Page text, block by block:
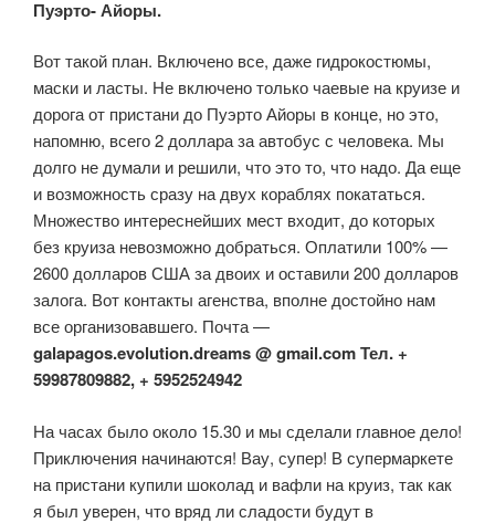
Пуэрто- Айоры.
Вот такой план. Включено все, даже гидрокостюмы,
маски и ласты. Не включено только чаевые на круизе и
дорога от пристани до Пуэрто Айоры в конце, но это,
напомню, всего 2 доллара за автобус с человека. Мы
долго не думали и решили, что это то, что надо. Да еще
и возможность сразу на двух кораблях покататься.
Множество интереснейших мест входит, до которых
без круиза невозможно добраться. Оплатили 100% —
2600 долларов США за двоих и оставили 200 долларов
залога. Вот контакты агенства, вполне достойно нам
все организовавшего. Почта —
galapagos.evolution.dreams @ gmail.com Тел. +
59987809882, + 5952524942
На часах было около 15.30 и мы сделали главное дело!
Приключения начинаются! Вау, супер! В супермаркете
на пристани купили шоколад и вафли на круиз, так как
я был уверен, что вряд ли сладости будут в